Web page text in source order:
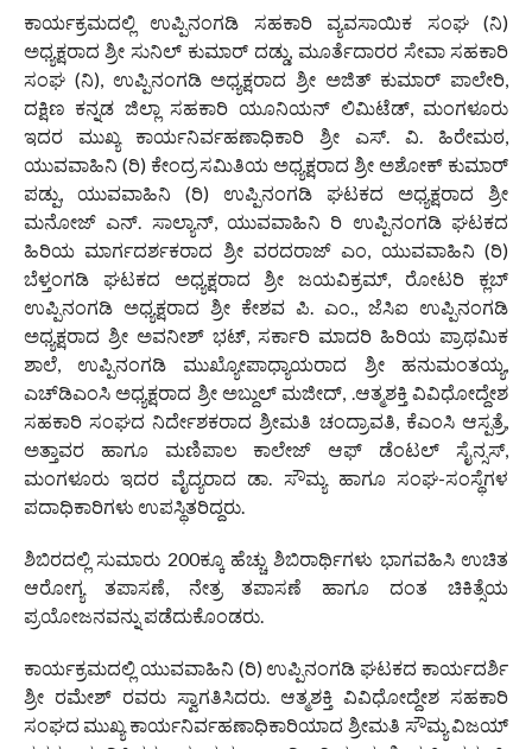
ಕಾರ್ಯಕ್ರಮದಲ್ಲಿ ಉಪ್ಪಿನಂಗಡಿ ಸಹಕಾರಿ ವ್ಯವಸಾಯಿಕ ಸಂಘ (ನಿ)
ಅಧ್ಯಕ್ಷರಾದ ಶ್ರೀ ಸುನಿಲ್ ಕುಮಾರ್ ದಡ್ಡು, ಮೂರ್ತೆದಾರರ ಸೇವಾ ಸಹಕಾರಿ
ಸಂಘ (ನಿ), ಉಪ್ಪಿನಂಗಡಿ ಅಧ್ಯಕ್ಷರಾದ ಶ್ರೀ ಅಜಿತ್ ಕುಮಾರ್ ಪಾಲೇರಿ,
ದಕ್ಷಿಣ ಕನ್ನಡ ಜಿಲ್ಲಾ ಸಹಕಾರಿ ಯೂನಿಯನ್ ಲಿಮಿಟೆಡ್, ಮಂಗಳೂರು
ಇದರ ಮುಖ್ಯ ಕಾರ್ಯನಿರ್ವಹಣಾಧಿಕಾರಿ ಶ್ರೀ ಎಸ್. ವಿ. ಹಿರೇಮಠ,
ಯುವವಾಹಿನಿ (ರಿ) ಕೇಂದ್ರ ಸಮಿತಿಯ ಅಧ್ಯಕ್ಷರಾದ ಶ್ರೀ ಅಶೋಕ್ ಕುಮಾರ್
ಪಡ್ಪು, ಯುವವಾಹಿನಿ (ರಿ) ಉಪ್ಪಿನಂಗಡಿ ಘಟಕದ ಅಧ್ಯಕ್ಷರಾದ ಶ್ರೀ
ಮನೋಜ್ ಎನ್. ಸಾಲ್ಯಾನ್, ಯುವವಾಹಿನಿ ರಿ ಉಪ್ಪಿನಂಗಡಿ ಘಟಕದ
ಹಿರಿಯ ಮಾರ್ಗದರ್ಶಕರಾದ ಶ್ರೀ ವರದರಾಜ್ ಎಂ, ಯುವವಾಹಿನಿ (ರಿ)
ಬೆಳ್ತಂಗಡಿ ಘಟಕದ ಅಧ್ಯಕ್ಷರಾದ ಶ್ರೀ ಜಯವಿಕ್ರಮ್, ರೋಟರಿ ಕ್ಲಬ್
ಉಪ್ಪಿನಂಗಡಿ ಅಧ್ಯಕ್ಷರಾದ ಶ್ರೀ ಕೇಶವ ಪಿ. ಎಂ., ಜೆಸಿಐ ಉಪ್ಪಿನಂಗಡಿ
ಅಧ್ಯಕ್ಷರಾದ ಶ್ರೀ ಅವನೀಶ್ ಭಟ್, ಸರ್ಕಾರಿ ಮಾದರಿ ಹಿರಿಯ ಪ್ರಾಥಮಿಕ
ಶಾಲೆ, ಉಪ್ಪಿನಂಗಡಿ ಮುಖ್ಯೋಪಾಧ್ಯಾಯರಾದ ಶ್ರೀ ಹನುಮಂತಯ್ಯ,
ಎಚ್‌ಡಿಎಂಸಿ ಅಧ್ಯಕ್ಷರಾದ ಶ್ರೀ ಅಬ್ದುಲ್ ಮಜೀದ್, .ಆತ್ಮಶಕ್ತಿ ವಿವಿಧೋದ್ದೇಶ
ಸಹಕಾರಿ ಸಂಘದ ನಿರ್ದೇಶಕರಾದ ಶ್ರೀಮತಿ ಚಂದ್ರಾವತಿ, ಕೆಎಂಸಿ ಆಸ್ಪತ್ರೆ,
ಅತ್ತಾವರ ಹಾಗೂ ಮಣಿಪಾಲ ಕಾಲೇಜ್ ಆಫ್ ಡೆಂಟಲ್ ಸೈನ್ಸಸ್,
ಮಂಗಳೂರು ಇದರ ವೈದ್ಯರಾದ ಡಾ. ಸೌಮ್ಯ ಹಾಗೂ ಸಂಘ-ಸಂಸ್ಥೆಗಳ
ಪದಾಧಿಕಾರಿಗಳು ಉಪಸ್ಥಿತರಿದ್ದರು.
ಶಿಬಿರದಲ್ಲಿ ಸುಮಾರು 200ಕ್ಕೂ ಹೆಚ್ಚು ಶಿಬಿರಾರ್ಥಿಗಳು ಭಾಗವಹಿಸಿ ಉಚಿತ
ಆರೋಗ್ಯ ತಪಾಸಣೆ, ನೇತ್ರ ತಪಾಸಣೆ ಹಾಗೂ ದಂತ ಚಿಕಿತ್ಸೆಯ
ಪ್ರಯೋಜನವನ್ನು ಪಡೆದುಕೊಂಡರು.
ಕಾರ್ಯಕ್ರಮದಲ್ಲಿ ಯುವವಾಹಿನಿ (ರಿ) ಉಪ್ಪಿನಂಗಡಿ ಘಟಕದ ಕಾರ್ಯದರ್ಶಿ
ಶ್ರೀ ರಮೇಶ್ ರವರು ಸ್ವಾಗತಿಸಿದರು. ಆತ್ಮಶಕ್ತಿ ವಿವಿಧೋದ್ದೇಶ ಸಹಕಾರಿ
ಸಂಘದ ಮುಖ್ಯ ಕಾರ್ಯನಿರ್ವಹಣಾಧಿಕಾರಿಯಾದ ಶ್ರೀಮತಿ ಸೌಮ್ಯ ವಿಜಯ್